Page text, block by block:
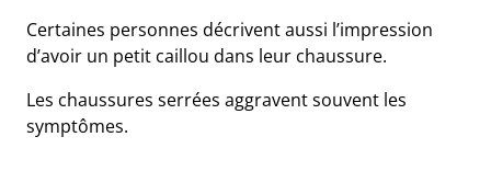
Certaines personnes décrivent aussi l’impression
d’avoir un petit caillou dans leur chaussure.
Les chaussures serrées aggravent souvent les
symptômes.